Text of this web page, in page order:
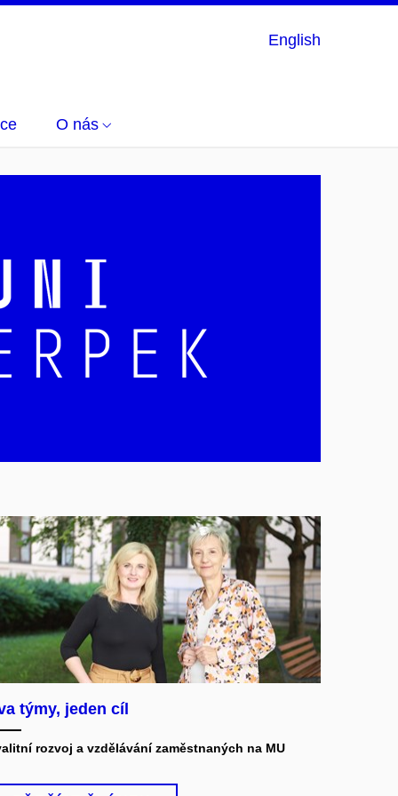
English
O nás
týmy, jeden cíl
rozvoj a vzdělávání zaměstnaných na MU​